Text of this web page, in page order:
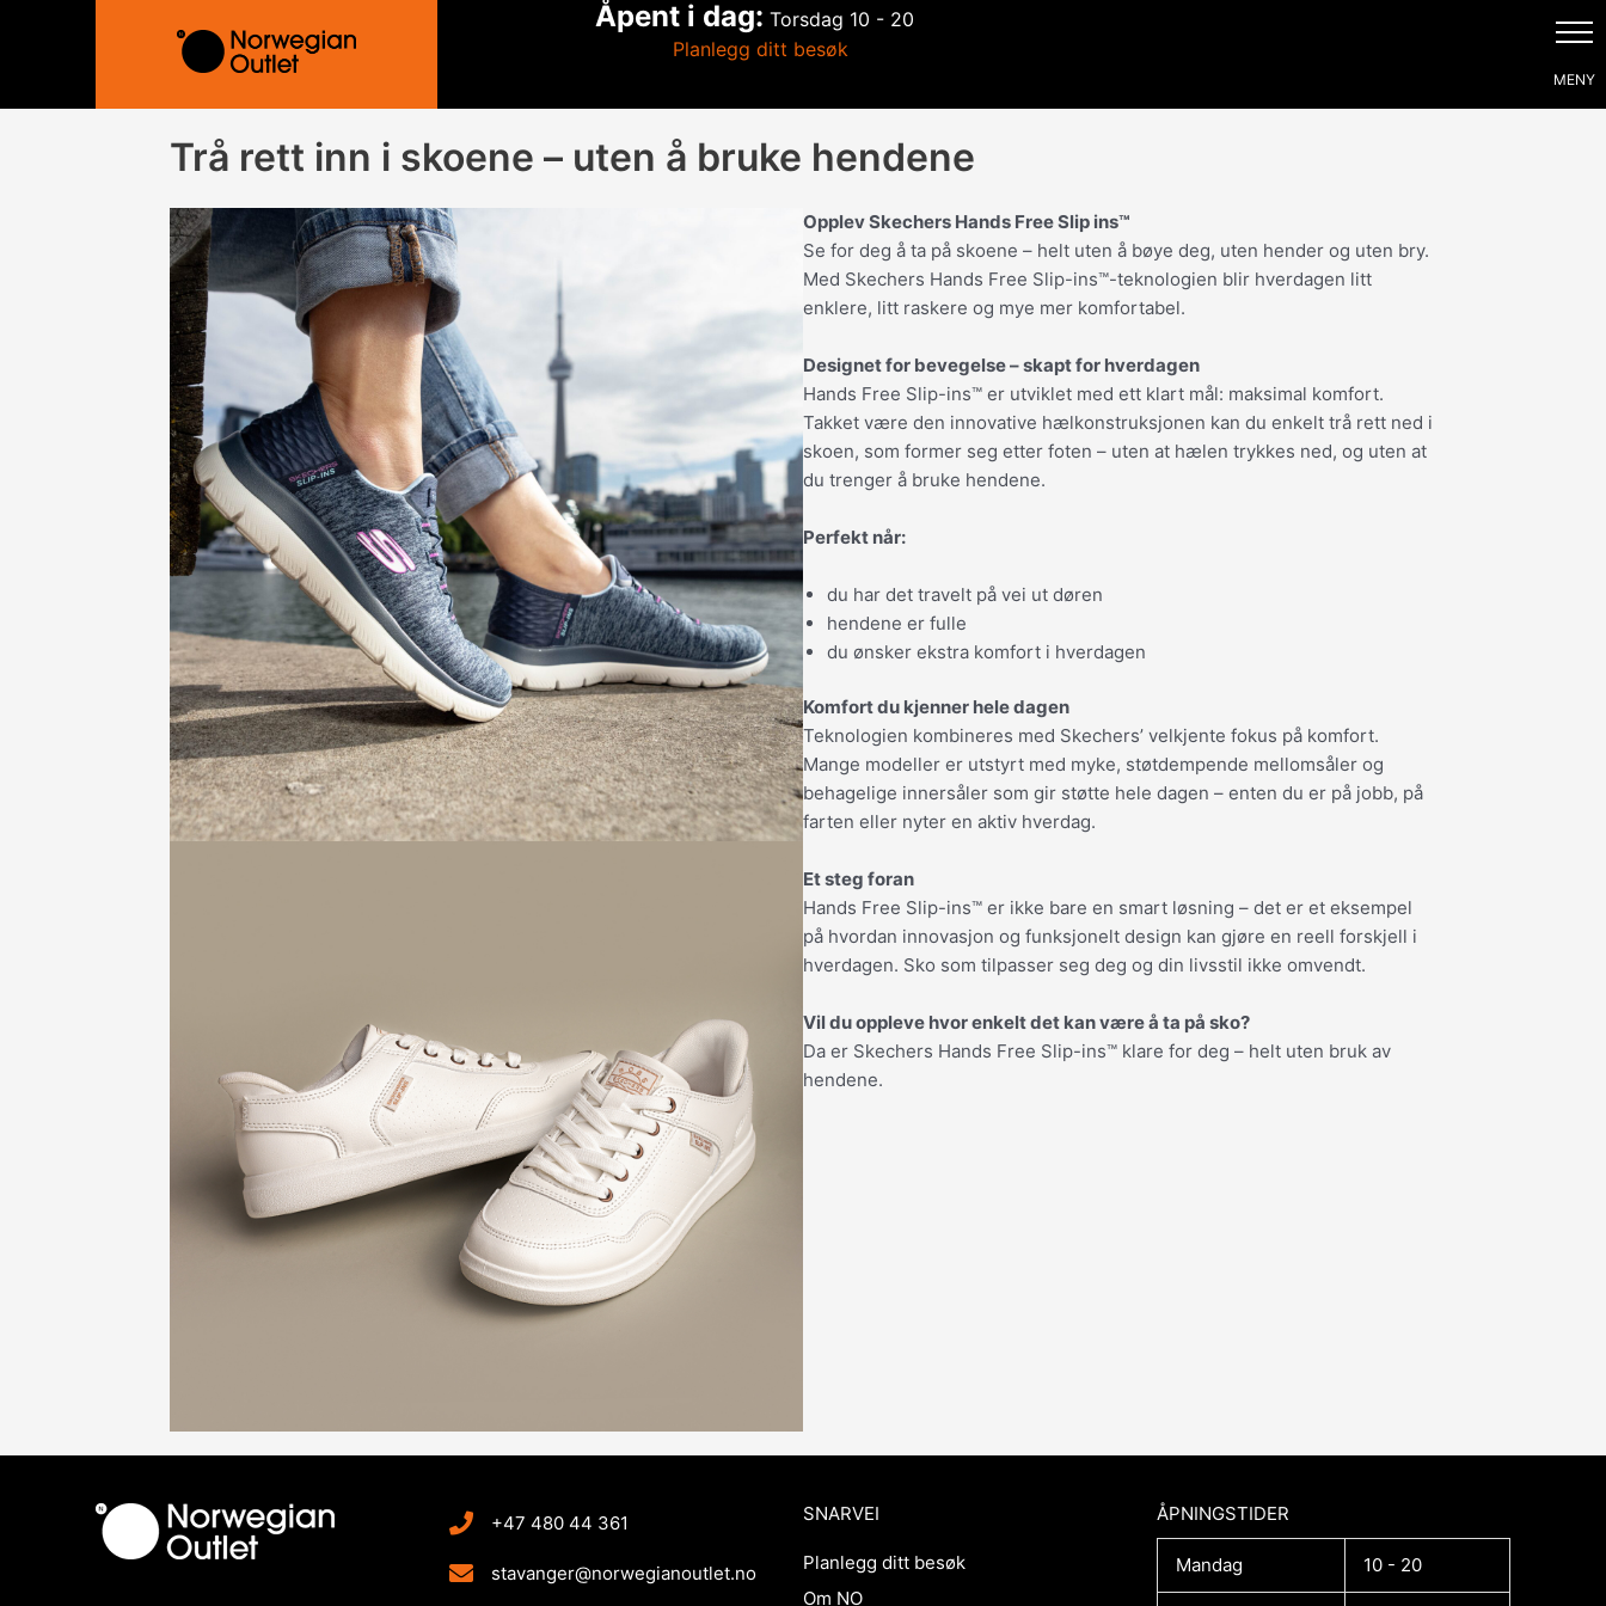
Åpent i dag: Torsdag 10 - 20
Planlegg ditt besøk
Trå rett inn i skoene – uten å bruke hendene
Opplev Skechers Hands Free Slip ins™
Se for deg å ta på skoene – helt uten å bøye deg, uten hender og uten bry.
Med Skechers Hands Free Slip-ins™-teknologien blir hverdagen litt
enklere, litt raskere og mye mer komfortabel.
Designet for bevegelse – skapt for hverdagen
Hands Free Slip-ins™ er utviklet med ett klart mål: maksimal komfort.
Takket være den innovative hælkonstruksjonen kan du enkelt trå rett ned i
skoen, som former seg etter foten – uten at hælen trykkes ned, og uten at
du trenger å bruke hendene.
Perfekt når:
du har det travelt på vei ut døren
hendene er fulle
du ønsker ekstra komfort i hverdagen
Komfort du kjenner hele dagen
Teknologien kombineres med Skechers’ velkjente fokus på komfort.
Mange modeller er utstyrt med myke, støtdempende mellomsåler og
behagelige innersåler som gir støtte hele dagen – enten du er på jobb, på
farten eller nyter en aktiv hverdag.
Et steg foran
Hands Free Slip-ins™ er ikke bare en smart løsning – det er et eksempel
på hvordan innovasjon og funksjonelt design kan gjøre en reell forskjell i
hverdagen. Sko som tilpasser seg deg og din livsstil ikke omvendt.
Vil du oppleve hvor enkelt det kan være å ta på sko?
Da er Skechers Hands Free Slip-ins™ klare for deg – helt uten bruk av
hendene.
+47 480 44 361
stavanger@norwegianoutlet.no
SNARVEI
Planlegg ditt besøk
Om NO
ÅPNINGSTIDER​
Mandag 10 - 20